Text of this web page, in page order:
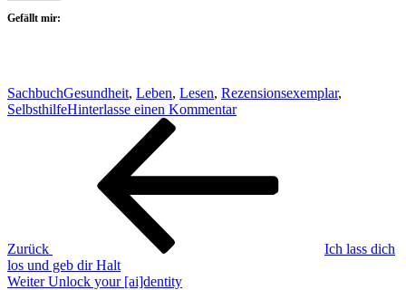
Gefällt mir:
SachbuchGesundheit, Leben, Lesen, Rezensionsexemplar,
SelbsthilfeHinterlasse einen Kommentarzu
stark
Beitragsnavigation
Zurück
Ich lass dich
los und geb dir Halt
Nächster
Weiter Unlock your [ai]dentity